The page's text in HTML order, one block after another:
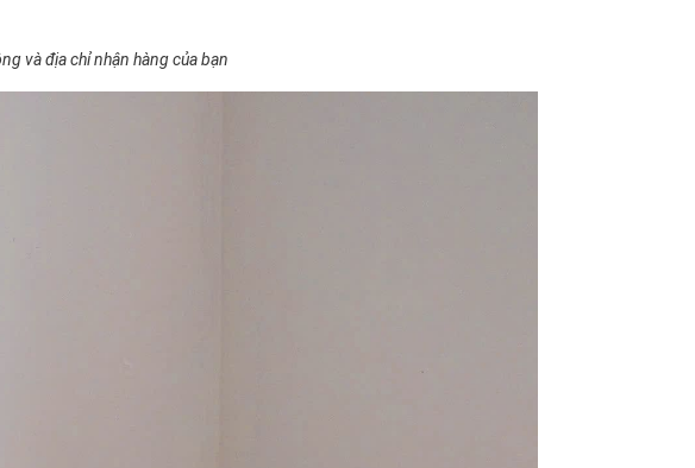
và địa chỉ nhận hàng của bạn